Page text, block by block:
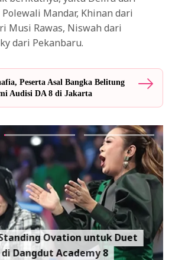
Mandar, Khinan dari
Musi Rawas, Niswah dari
dari Pekanbaru.
Peserta Asal Bangka Belitung
Audisi DA 8 di Jakarta
Ovation untuk Duet
di Dangdut Academy 8